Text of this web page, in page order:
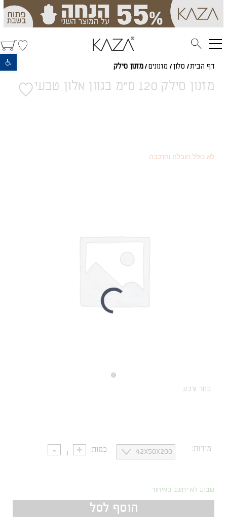
פתח סרגל נגישות
דף הבית/ סלון / מזנונים/ מזנון סילק
מזנון סילק 120 ס"מ בגוון אלון טבעי
לא כולל הובלה והרכבה
בחר צבע:
מידות: כמות:
שבוע לא יחשב כאיחור
הוסף לסל